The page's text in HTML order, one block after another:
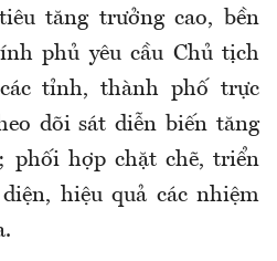
tăng trưởng cao, bền
phủ yêu cầu Chủ tịch
tỉnh, thành phố trực
dõi sát diễn biến tăng
phối hợp chặt chẽ, triển
hiệu quả các nhiệm